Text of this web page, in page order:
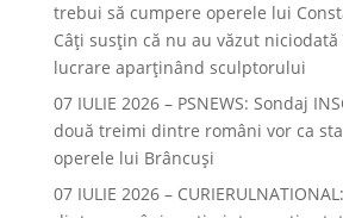
trebui să cumpere operele lui
Câți susțin că nu au văzut
lucrare aparținând sculptorului
07 IULIE 2026 – PSNEWS: Sondaj
două treimi dintre români vor ca
operele lui Brâncuși
07 IULIE 2026 –